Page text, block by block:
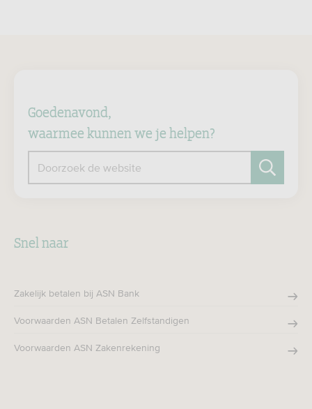
Goedenavond,
waarmee kunnen we je helpen?
Doorzoek de website
Snel naar
Zakelijk betalen bij ASN Bank
Voorwaarden ASN Betalen Zelfstandigen
Voorwaarden ASN Zakenrekening